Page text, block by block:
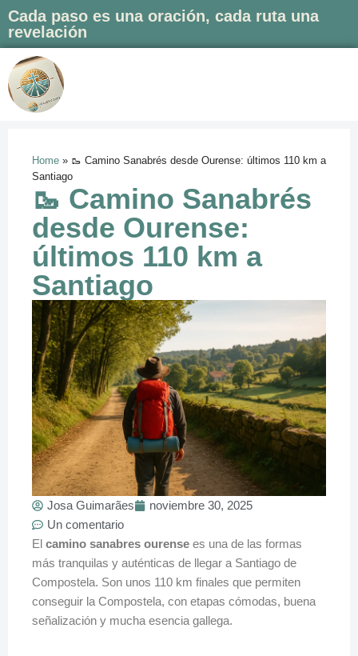
al
contenido
Cada paso es una oración, cada ruta una
revelación
Home » 🥾 Camino Sanabrés desde Ourense: últimos 110 km a
Santiago
🥾 Camino Sanabrés
desde Ourense:
últimos 110 km a
Santiago
Josa Guimarães
noviembre 30, 2025
Un comentario
El camino sanabres ourense es una de las formas
más tranquilas y auténticas de llegar a Santiago de
Compostela. Son unos 110 km finales que permiten
conseguir la Compostela, con etapas cómodas, buena
señalización y mucha esencia gallega.